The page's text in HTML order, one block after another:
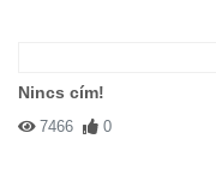
Nincs cím!
7466 0